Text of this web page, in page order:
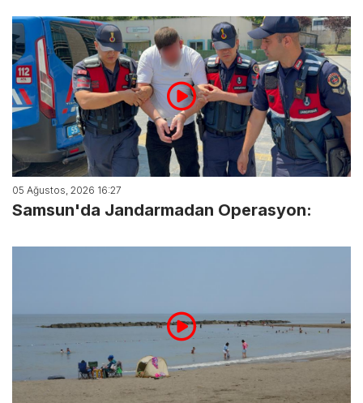
05 Ağustos, 2026 16:27
Samsun'da Jandarmadan Operasyon: